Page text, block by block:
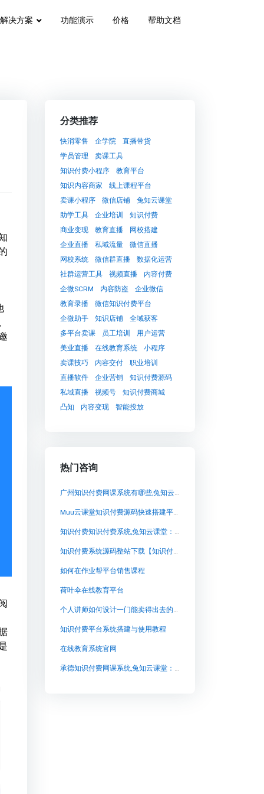
解决方案 功能演示 价格 帮助文档
分类推荐
快消零售 企学院
直播带货
学员管理
卖课工具
知识付费小程序
教育平台
知识内容商家
线上课程平台
卖课小程序
微信店铺
兔知云课堂
助学工具
企业培训
知识付费
商业变现
教育直播
网校搭建
企业直播
私域流量
微信直播
网校系统
微信群直播
数据化运营
社群运营工具
视频直播
内容付费
企微SCRM
内容防盗
企业微信
教育录播
微信知识付费平台
企微助手
知识店铺
全域获客
多平台卖课
员工培训
用户运营
美业直播
在线教育系统
小程序
卖课技巧
内容交付
职业培训
直播软件
企业营销
知识付费源码
私域直播
视频号
知识付费商城
凸知
内容变现 智能投放
热门咨询
广州知识付费网课系统有哪些,兔知云课堂：领略优质知识付费的全新概念
Muu云课堂知识付费源码快速搭建平台
知识付费知识付费系统,兔知云课堂：知识付费的承载者
知识付费系统源码整站下载【知识付费系统源码整站下载知识付费系统系统怎么制作，知识付费系统搭建使用教程】
如何在作业帮平台销售课程
荷叶伞在线教育平台
个人讲师如何设计一门能卖得出去的知识课程？
知识付费平台系统搭建与使用教程
在线教育系统官网
承德知识付费网课系统,兔知云课堂：开启知识分享与传播的新时代